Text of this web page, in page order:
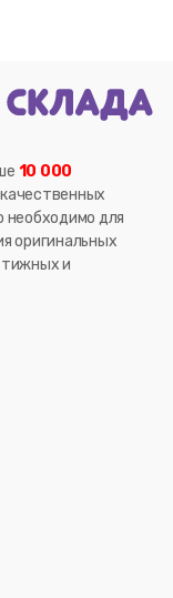
10 000
необходимо для
оригинальных
и